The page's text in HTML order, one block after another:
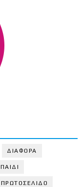
ΔΙΑΦΟΡΑ
ΠΑΙΔΙ
ΠΡΩΤΟΣΕΛΙΔΟ